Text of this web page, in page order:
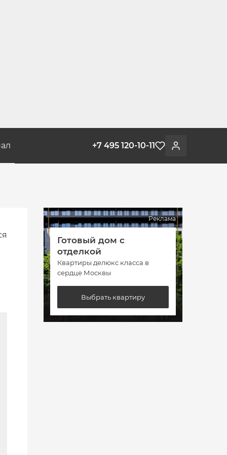
Войти
Избранное
+7 495 120-10-11
Реклама
Готовый дом с
отделкой
Квартиры делюкс класса в
сердце Москвы
Выбрать квартиру